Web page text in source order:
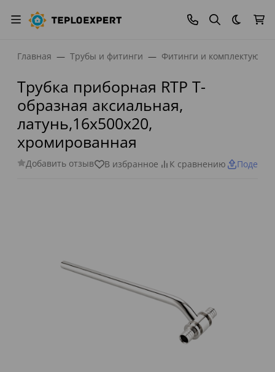
Темная
Главная Трубы и фитинги Фитинги и
Трубка приборная RTP Т-
образная аксиальная,
латунь,16х500х20,
хромированная
Добавить отзыв В избранное К сравнению